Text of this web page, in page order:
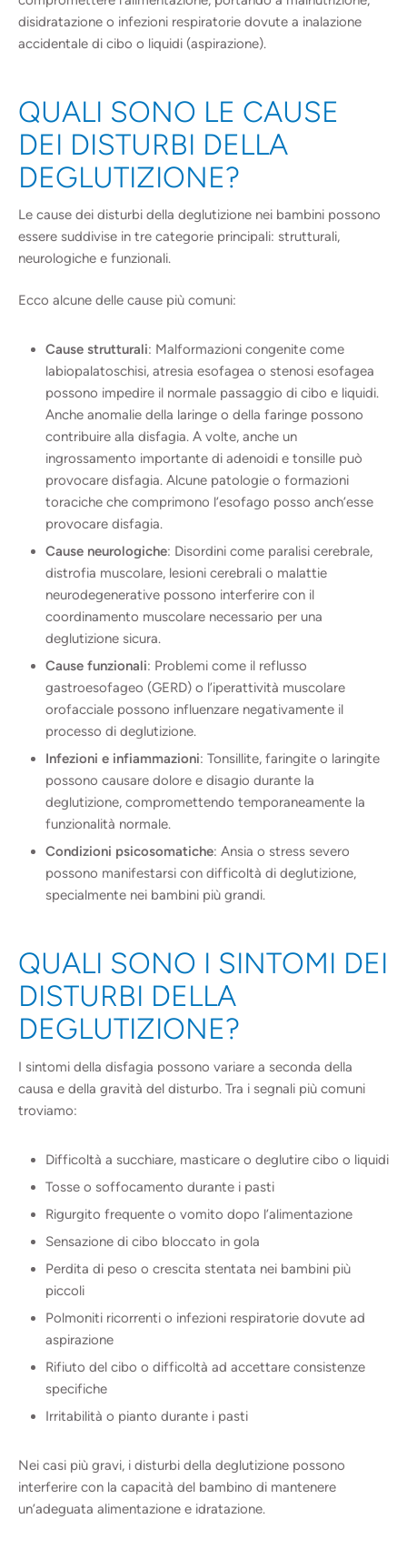
disidratazione o infezioni respiratorie dovute a inalazione
accidentale di cibo o liquidi (aspirazione).
QUALI SONO LE CAUSE
DEI DISTURBI DELLA
DEGLUTIZIONE?
Le cause dei disturbi della deglutizione nei bambini possono
essere suddivise in tre categorie principali: strutturali,
neurologiche e funzionali.
Ecco alcune delle cause più comuni:
Cause strutturali: Malformazioni congenite come
labiopalatoschisi, atresia esofagea o stenosi esofagea
possono impedire il normale passaggio di cibo e liquidi.
Anche anomalie della laringe o della faringe possono
contribuire alla disfagia. A volte, anche un
ingrossamento importante di adenoidi e tonsille può
provocare disfagia. Alcune patologie o formazioni
toraciche che comprimono l’esofago posso anch’esse
provocare disfagia.
Cause neurologiche: Disordini come paralisi cerebrale,
distrofia muscolare, lesioni cerebrali o malattie
neurodegenerative possono interferire con il
coordinamento muscolare necessario per una
deglutizione sicura.
Cause funzionali: Problemi come il reflusso
gastroesofageo (GERD) o l’iperattività muscolare
orofacciale possono influenzare negativamente il
processo di deglutizione.
Infezioni e infiammazioni: Tonsillite, faringite o laringite
possono causare dolore e disagio durante la
deglutizione, compromettendo temporaneamente la
funzionalità normale.
Condizioni psicosomatiche: Ansia o stress severo
possono manifestarsi con difficoltà di deglutizione,
specialmente nei bambini più grandi.
QUALI SONO I SINTOMI DEI
DISTURBI DELLA
DEGLUTIZIONE?
I sintomi della disfagia possono variare a seconda della
causa e della gravità del disturbo. Tra i segnali più comuni
troviamo:
Difficoltà a succhiare, masticare o deglutire cibo o liquidi
Tosse o soffocamento durante i pasti
Rigurgito frequente o vomito dopo l’alimentazione
Sensazione di cibo bloccato in gola
Perdita di peso o crescita stentata nei bambini più
piccoli
Polmoniti ricorrenti o infezioni respiratorie dovute ad
aspirazione
Rifiuto del cibo o difficoltà ad accettare consistenze
specifiche
Irritabilità o pianto durante i pasti
Nei casi più gravi, i disturbi della deglutizione possono
interferire con la capacità del bambino di mantenere
un’adeguata alimentazione e idratazione.